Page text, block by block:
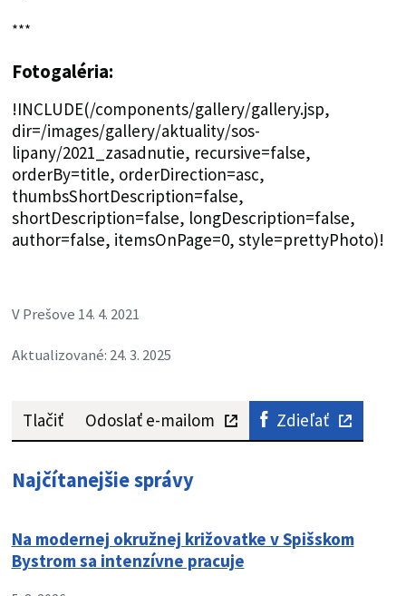
***
Fotogaléria:
!INCLUDE(/components/gallery/gallery.jsp,
dir=/images/gallery/aktuality/sos-
lipany/2021_zasadnutie, recursive=false,
orderBy=title, orderDirection=asc,
thumbsShortDescription=false,
shortDescription=false, longDescription=false,
author=false, itemsOnPage=0, style=prettyPhoto)!
V Prešove 14. 4. 2021
Aktualizované: 24. 3. 2025
Tlačiť Odoslať e-mailom Zdieľať
Najčítanejšie správy
Na modernej okružnej križovatke v Spišskom
Bystrom sa intenzívne pracuje